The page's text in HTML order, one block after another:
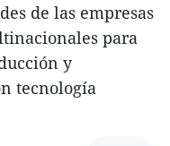
de las empresas
para
y
tecnología